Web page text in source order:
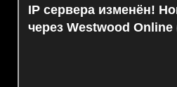
IP сервера изменён!
через Westwood Online